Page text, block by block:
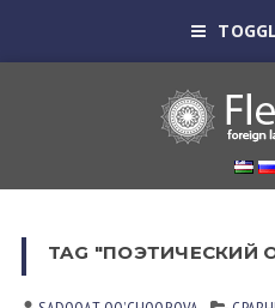
TAG "ПОЭТИЧЕСКИЙ